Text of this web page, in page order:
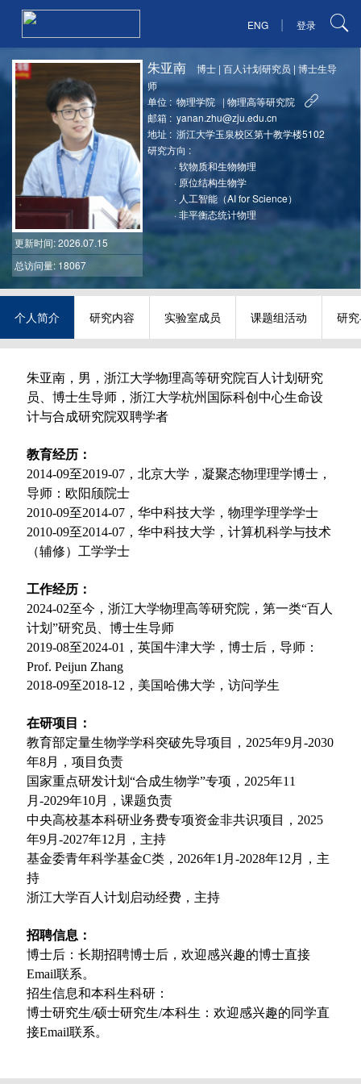
ENG | 登录
更新时间: 2026.07.15
总访问量: 18067
朱亚南 博士 |百人计划研究员 |博士生导
师
单位 : 物理学院 | 物理高等研究院
邮箱 : yanan.zhu@zju.edu.cn
地址 : 浙江大学玉泉校区第十教学楼5102
研究方向 :
·软物质和生物物理
· 原位结构生物学
· 人工智能（AI for Science）
·非平衡态统计物理
个人简介 研究内容 实验室成员 课题组活动 研
朱亚南，男，浙江大学物理高等研究院百人计划研究
员、博士生导师，浙江大学杭州国际科创中心生命设
计与合成研究院双聘学者
教育经历：
2014-09至2019-07，北京大学，凝聚态物理理学博士，
导师：欧阳颀院士
2010-09至2014-07，华中科技大学，物理学理学学士
2010-09至2014-07，华中科技大学，计算机科学与技术
（辅修）工学学士
工作经历：
2024-02至今，浙江大学物理高等研究院，第一类“百人
计划”研究员、博士生导师
2019-08至2024-01，英国牛津大学，博士后，导师：
Prof. Peijun Zhang
2018-09至2018-12，美国哈佛大学，访问学生
在研项目：
教育部定量生物学学科突破先导项目，2025年9月-2030
年8月，项目负责
国家重点研发计划“合成生物学”专项，2025年11
月-2029年10月，课题负责
中央高校基本科研业务费专项资金非共识项目，2025
年9月-2027年12月，主持
基金委青年科学基金C类，2026年1月-2028年12月，主
持
浙江大学百人计划启动经费，主持
招聘信息：
博士后：长期招聘博士后，欢迎感兴趣的博士直接
Email联系。
招生信息和本科生科研：
博士研究生/硕士研究生/本科生：欢迎感兴趣的同学直
接Email联系。